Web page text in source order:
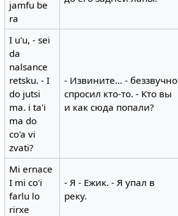
jamfu be
ra
I u'u, - sei
da
nalsance
retsku. - I
do jutsi
ma. i ta'i
ma do
co'a vi
zvati?
- Извините... - беззвучно
спросил кто-то. - Кто вы
и как сюда попали?
Mi ernace
I mi co'i
farlu lo
rirxe
- Я - Ежик. - Я упал в
реку.